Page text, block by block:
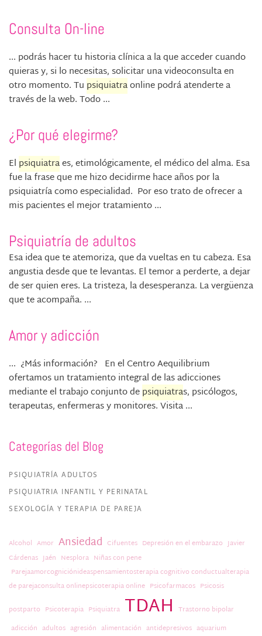
Consulta On-line
... podrás hacer tu historia clínica a la que acceder cuando
quieras y, si lo necesitas, solicitar una videoconsulta en
otro momento. Tu psiquiatraonline podrá atenderte a
través de la web. Todo ...
¿Por qué elegirme?
El psiquiatraes, etimológicamente, el médico del alma. Esa
fue la frase que me hizo decidirme hace años por la
psiquiatría como especialidad. Por eso trato de ofrecer a
mis pacientes el mejor tratamiento ...
Psiquiatría de adultos
Esa idea que te atemoriza, que da vueltas en tu cabeza. Esa
angustia desde que te levantas. El temor a perderte, a dejar
de ser quien eres. La tristeza, la desesperanza. La vergüenza
que te acompaña. ...
Amor y adicción
... ¿Más información? En el Centro Aequilibrium
ofertamos un tratamiento integral de las adicciones
mediante el trabajo conjunto depsiquiatras, psicólogos,
terapeutas, enfermeras y monitores. Visita ...
Categorías del Blog
PSIQUIATRÍA ADULTOS
PSIQUIATRIA INFANTIL Y PERINATAL
SEXOLOGÍA Y TERAPIA DE PAREJA
Alcohol Amor Ansiedad Cifuentes Depresión en el embarazo Javier
Cárdenas Jaén Nesplora Niñas con pene
Parejaamorcogniciónideaspensamientosterapia cognitivo conductualterapia
de parejaconsulta onlinepsicoterapia online Psicofarmacos Psicosis
postparto Psicoterapia Psiquiatra TDAH Trastorno bipolar
adicción adultos agresión alimentación antidepresivos aquarium